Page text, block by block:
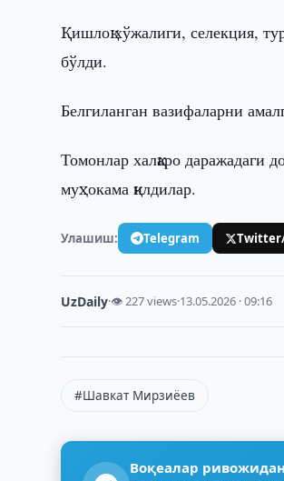
Қишлоқ хўжалиги, селекция,
бўлди.
Белгиланган вазифаларни
Томонлар халқаро даражадаги
муҳокама қилдилар.
Улашиш: Telegram
UzDaily·👁 227 views·13.05.2026 · 09:16
#Шавкат Мирзиёев
Воқеалар